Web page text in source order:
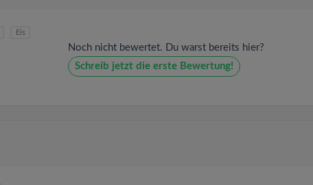
Eis
Noch nicht bewertet. Du warst bereits hier?
Schreib jetzt die erste Bewertung!